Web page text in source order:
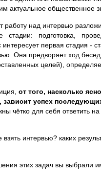
актуальное общественное
работу над интервью
стадии: подготовка,
первая стадия -
Она предворяет ход
целей),
от того, насколько
зависит успех
чётко для себя ответить
интервью? каких
этих задач вы выбрали